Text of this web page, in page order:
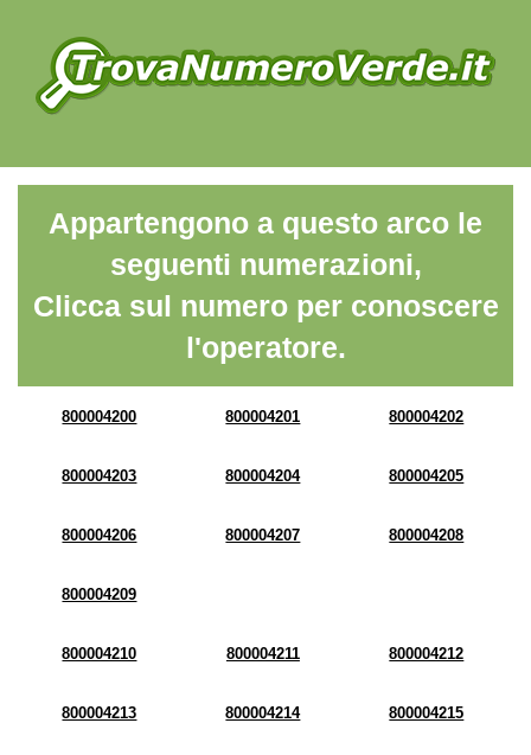
Appartengono a questo arco le
seguenti numerazioni,
Clicca sul numero per conoscere
l'operatore.
800004200 800004201 800004202
800004203 800004204 800004205
800004206 800004207 800004208
800004209
800004210 800004211 800004212
800004213 800004214 800004215